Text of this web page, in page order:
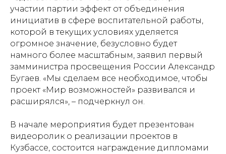
участии партии эффект от объединения
инициатив в сфере воспитательной работы,
которой в текущих условиях уделяется
огромное значение, безусловно будет
намного более масштабным, заявил первый
замминистра просвещения России Александр
Бугаев. «Мы сделаем все необходимое, чтобы
проект «Мир возможностей» развивался и
расширялся», – подчеркнул он.
В начале мероприятия будет презентован
видеоролик о реализации проектов в
Кузбассе, состоится награждение дипломами